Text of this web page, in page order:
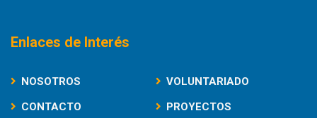
Enlaces de Interés
NOSOTROS
VOLUNTARIADO
CONTACTO
PROYECTOS